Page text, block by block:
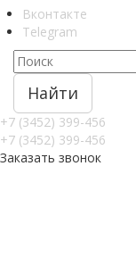
Вконтакте
Telegram
Найти
+7 (3452) 399-456
+7 (3452) 399-456
Заказать звонок